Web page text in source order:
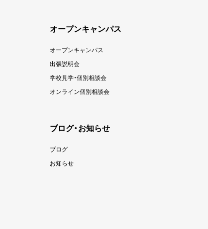
オープンキャンパス
オープンキャンパス
出張説明会
学校見学・個別相談会
オンライン個別相談会
ブログ・お知らせ
ブログ
お知らせ